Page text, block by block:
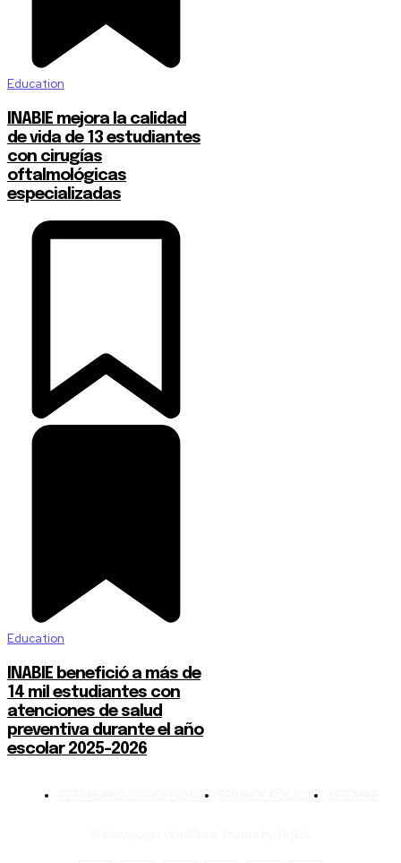
Education
INABIE mejora la calidad
de vida de 13 estudiantes
con cirugías
oftalmológicas
especializadas
Education
INABIE benefició a más de
14 mil estudiantes con
atenciones de salud
preventiva durante el año
escolar 2025-2026